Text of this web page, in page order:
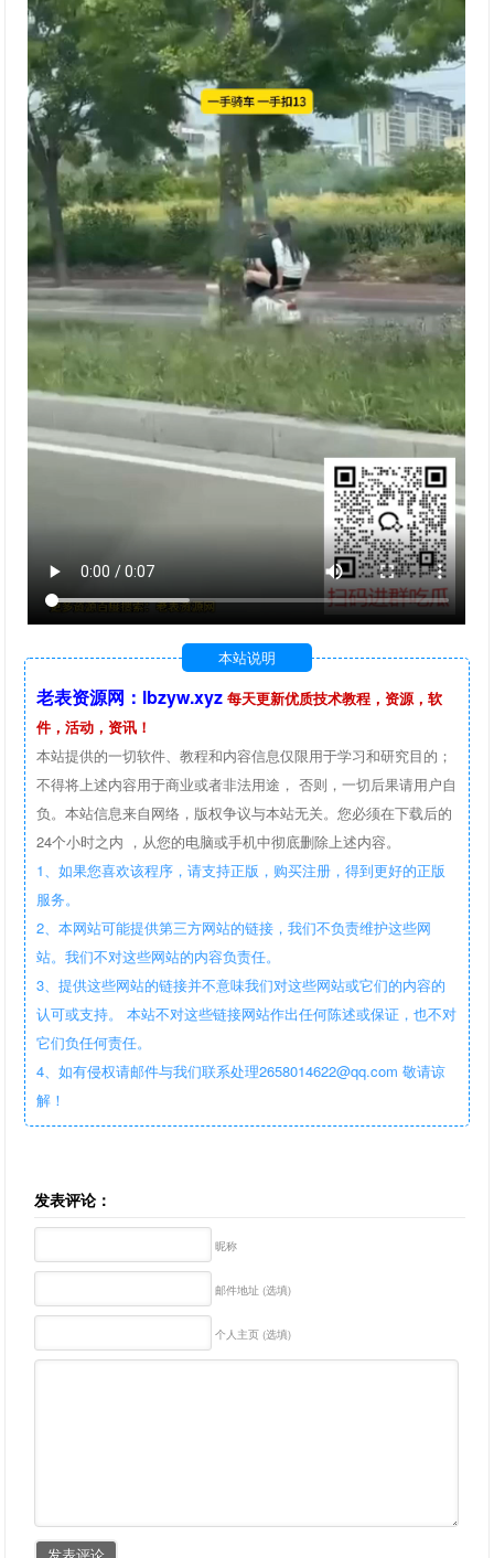
本站说明
老表资源网：lbzyw.xyz 每天更新优质技术教程，资源，软
件，活动，资讯！
本站提供的一切软件、教程和内容信息仅限用于学习和研究目的；
不得将上述内容用于商业或者非法用途， 否则，一切后果请用户自
负。本站信息来自网络，版权争议与本站无关。您必须在下载后的
24个小时之内 ，从您的电脑或手机中彻底删除上述内容。
1、如果您喜欢该程序，请支持正版，购买注册，得到更好的正版
服务。
2、本网站可能提供第三方网站的链接，我们不负责维护这些网
站。我们不对这些网站的内容负责任。
3、提供这些网站的链接并不意味我们对这些网站或它们的内容的
认可或支持。 本站不对这些链接网站作出任何陈述或保证，也不对
它们负任何责任。
4、如有侵权请邮件与我们联系处理2658014622@qq.com 敬请谅
解！
发表评论：
昵称
邮件地址 (选填)
个人主页 (选填)